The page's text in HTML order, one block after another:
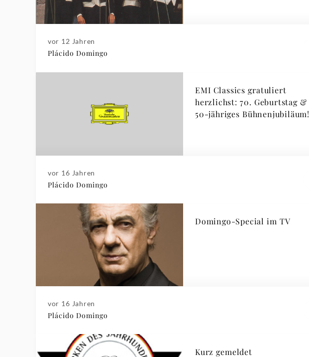
vor 12 Jahren
Plácido Domingo
EMI Classics gratuliert
herzlichst: 70. Geburtstag &
50-jähriges Bühnenjubiläum!
vor 16 Jahren
Plácido Domingo
Domingo-Special im TV
vor 16 Jahren
Plácido Domingo
Kurz gemeldet